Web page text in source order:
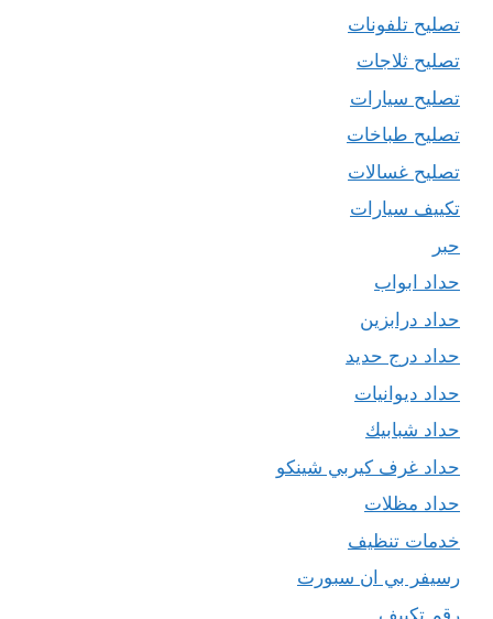
تصليح تلفونات
تصليح ثلاجات
تصليح سيارات
تصليح طباخات
تصليح غسالات
تكييف سيارات
حبر
حداد ابواب
حداد درابزين
حداد درج حديد
حداد ديوانيات
حداد شبابيك
حداد غرف كيربي شينكو
حداد مظلات
خدمات تنظيف
رسيفر بي ان سبورت
رقم تكييف